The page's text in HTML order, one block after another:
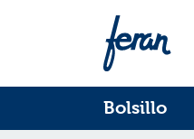
Bolsillo